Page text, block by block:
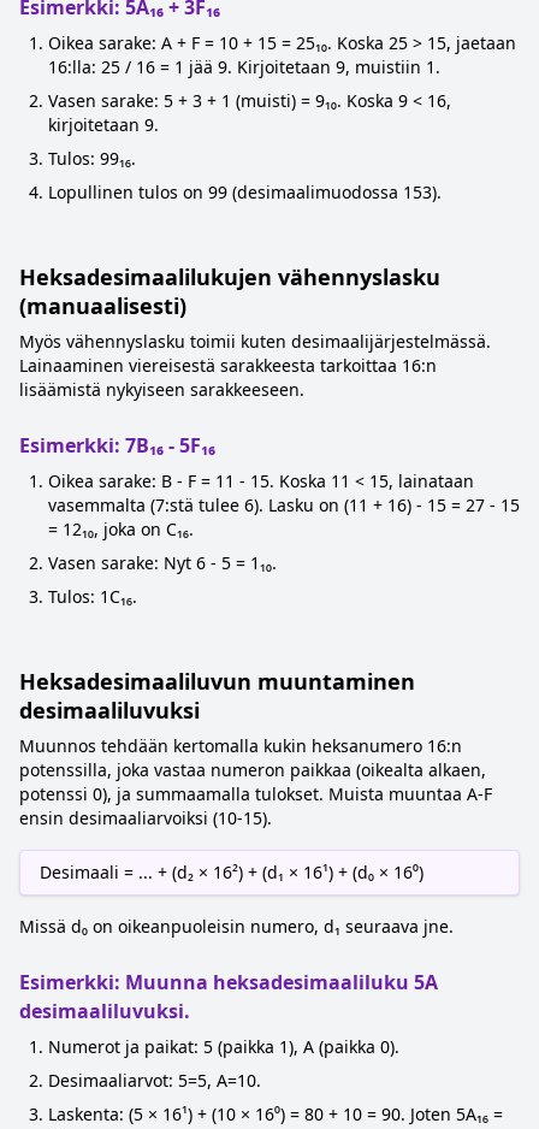
Esimerkki: 5A₁₆ + 3F₁₆
Oikea sarake: A + F = 10 + 15 = 25₁₀. Koska 25 > 15, jaetaan
16:lla: 25 / 16 = 1 jää 9. Kirjoitetaan 9, muistiin 1.
Vasen sarake: 5 + 3 + 1 (muisti) = 9₁₀. Koska 9 < 16,
kirjoitetaan 9.
Tulos: 99₁₆.
Lopullinen tulos on 99 (desimaalimuodossa 153).
Heksadesimaalilukujen vähennyslasku
(manuaalisesti)
Myös vähennyslasku toimii kuten desimaalijärjestelmässä.
Lainaaminen viereisestä sarakkeesta tarkoittaa 16:n
lisäämistä nykyiseen sarakkeeseen.
Esimerkki: 7B₁₆ - 5F₁₆
Oikea sarake: B - F = 11 - 15. Koska 11 < 15, lainataan
vasemmalta (7:stä tulee 6). Lasku on (11 + 16) - 15 = 27 - 15
= 12₁₀, joka on C₁₆.
Vasen sarake: Nyt 6 - 5 = 1₁₀.
Tulos: 1C₁₆.
Heksadesimaaliluvun muuntaminen
desimaaliluvuksi
Muunnos tehdään kertomalla kukin heksanumero 16:n
potenssilla, joka vastaa numeron paikkaa (oikealta alkaen,
potenssi 0), ja summaamalla tulokset. Muista muuntaa A-F
ensin desimaaliarvoiksi (10-15).
Desimaali = ... + (d₂ × 16²) + (d₁ × 16¹) + (d₀ × 16⁰)
Missä d₀ on oikeanpuoleisin numero, d₁ seuraava jne.
Esimerkki: Muunna heksadesimaaliluku 5A
desimaaliluvuksi.
Numerot ja paikat: 5 (paikka 1), A (paikka 0).
Desimaaliarvot: 5=5, A=10.
Laskenta: (5 × 16¹) + (10 × 16⁰) = 80 + 10 = 90. Joten 5A₁₆ =